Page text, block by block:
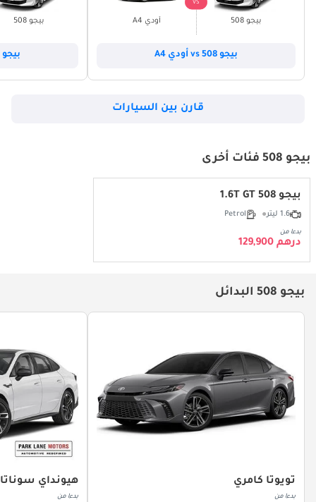
بيجو 508
VS
أودي A4
بيجو 508 vs أودي A4
بيجو 508
بيجو 508 vs أودي A5
قارن بين السيارات
بيجو 508 فئات أخرى
بيجو 508 1.6T GT
1.6 ليتر Petrol
بدءا من
درهم 129,900
بيجو 508 البدائل
تويوتا كامري
بدءا من
هيونداي سوناتا
بدءا من